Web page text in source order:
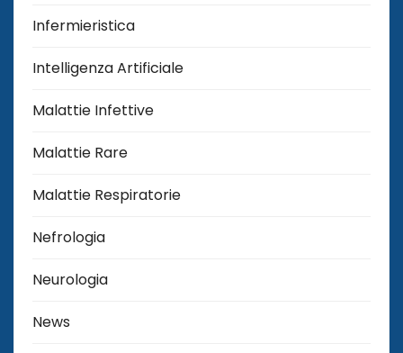
Infermieristica
Intelligenza Artificiale
Malattie Infettive
Malattie Rare
Malattie Respiratorie
Nefrologia
Neurologia
News